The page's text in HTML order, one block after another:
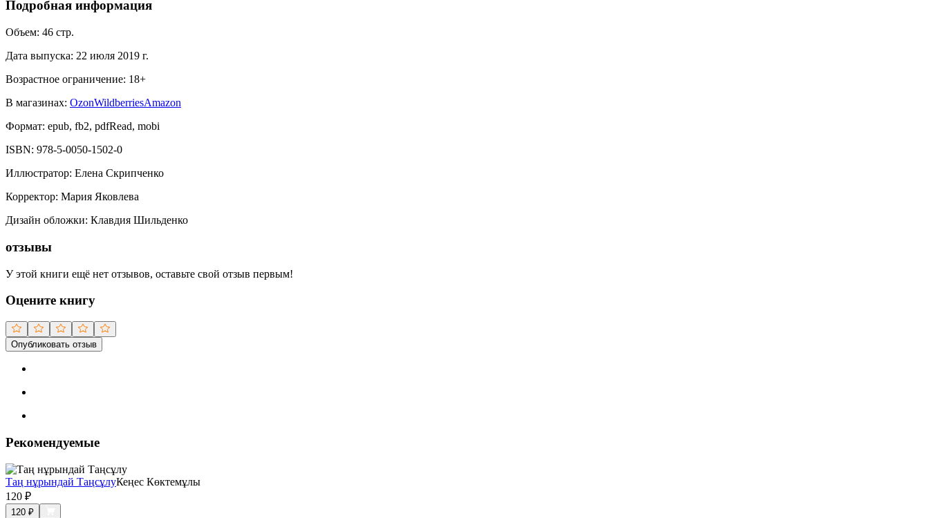
Подробная информация
Объем: 46 стр.
Дата выпуска: 22 июля 2019 г.
Возрастное ограничение: 18+
В магазинах: OzonWildberriesAmazon
Формат: epub, fb2, pdfRead, mobi
ISBN: 978-5-0050-1502-0
Иллюстратор: Елена Скрипченко
Корректор: Мария Яковлева
Дизайн обложки: Клавдия Шильденко
отзывы
У этой книги ещё нет отзывов, оставьте свой отзыв первым!
Оцените книгу
Опубликовать отзыв
Рекомендуемые
Таң нұрындай ТаңсұлуКеңес Көктемұлы
120 ₽
120 ₽